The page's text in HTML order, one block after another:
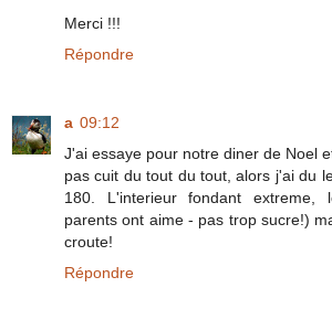
Merci !!!
Répondre
a 09:12
J'ai essaye pour notre diner de Noel
pas cuit du tout du tout, alors j'ai du
180. L'interieur fondant extreme,
parents ont aime - pas trop sucre!)
croute!
Répondre